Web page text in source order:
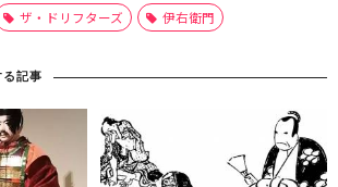
ザ・ドリフターズ 伊右衛門
記事